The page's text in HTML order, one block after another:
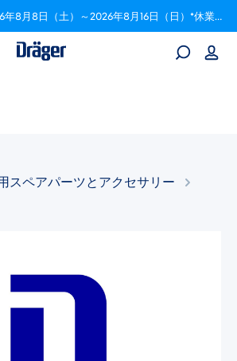
navigation 弊社夏季休業期間：2026年8月8日（土）～2026年8月16日（日）*休業期間中にいただいたご注文は、8月17日以降順次対応いたします。
スペアパーツとアクセサリー​
をスキップ